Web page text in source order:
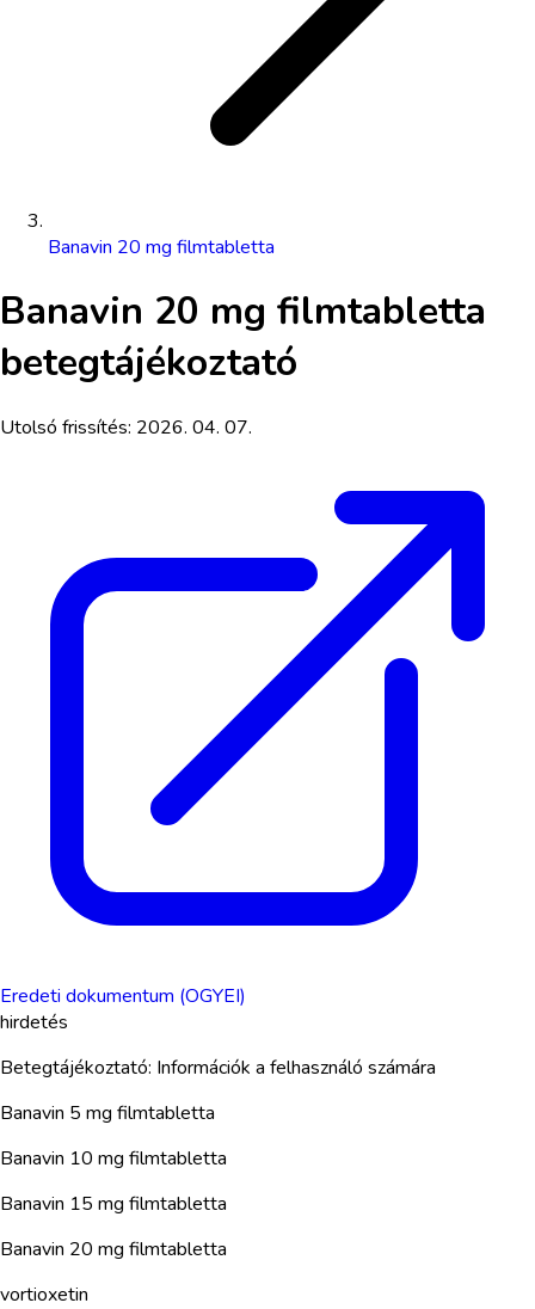
Banavin 20 mg filmtabletta
Banavin 20 mg filmtabletta
betegtájékoztató
Utolsó frissítés: 2026. 04. 07.
Eredeti dokumentum (OGYEI)
hirdetés
Betegtájékoztató: Információk a felhasználó számára
Banavin 5 mg filmtabletta
Banavin 10 mg filmtabletta
Banavin 15 mg filmtabletta
Banavin 20 mg filmtabletta
vortioxetin